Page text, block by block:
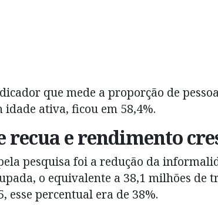
que mede a proporção de
idade ativa, ficou em 58,4%.
e rendimento
pesquisa foi a redução da
o equivalente a 38,1 milhões de
esse percentual era de 38%.